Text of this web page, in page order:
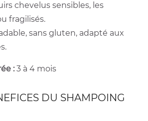
chevelus sensibles, les
fragilisés.
sans gluten, adapté aux
: 3 à 4 mois
DU SHAMPOING